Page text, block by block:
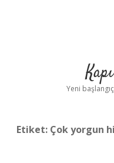
Yeni
Etiket: Çok yorgun